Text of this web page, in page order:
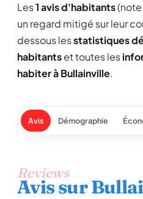
Les1 avis d'habitants
un regard mitigé sur leur
dessous lesstatistiques
habitantset toutes les
habiter à Bullainville.
Avis Démographie
Reviews
Avis sur